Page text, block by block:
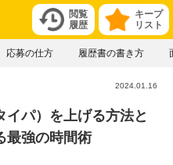
キープ
リスト
閲覧
履歴
応募の仕方 履歴書の書き方
2024.01.16
イパ）を上げる方法と
最強の時間術